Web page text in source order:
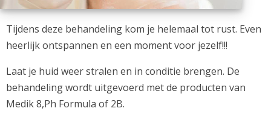
Tijdens deze behandeling kom je helemaal tot rust. Even
heerlijk ontspannen en een moment voor jezelf!!!
Laat je huid weer stralen en in conditie brengen. De
behandeling wordt uitgevoerd met de producten van
Medik 8,Ph Formula of 2B.